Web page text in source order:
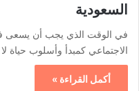
السعودية
في الوقت الذي يجب أن يسعى فيه
الاجتماعي كمبدأ وأسلوب حياة
أكمل القراءة »